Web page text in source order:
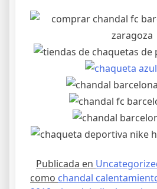
Publicada en
como chandal